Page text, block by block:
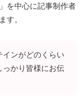
を中心に記事制作者
す。
インがどのくらい
っかり皆様にお伝